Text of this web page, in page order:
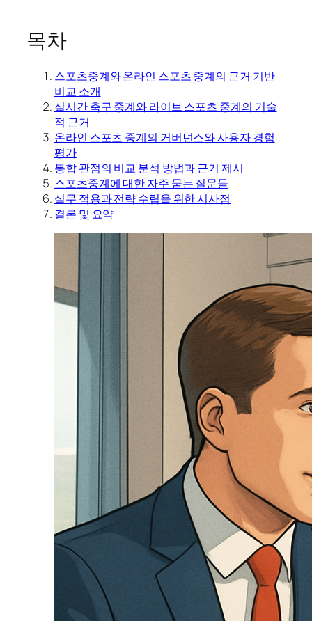
목차
스포츠중계와 온라인 스포츠 중계의 근거 기반
비교 소개
실시간 축구 중계와 라이브 스포츠 중계의 기술
적 근거
온라인 스포츠 중계의 거버넌스와 사용자 경험
평가
통합 관점의 비교 분석 방법과 근거 제시
스포츠중계에 대한 자주 묻는 질문들
실무 적용과 전략 수립을 위한 시사점
결론 및 요약